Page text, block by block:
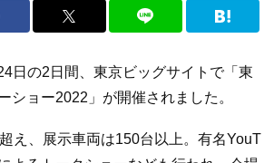
日の2日間、東京ビッグサイトで「東
ショー2022」が開催されました。
え、展示車両は150台以上。有名YouT